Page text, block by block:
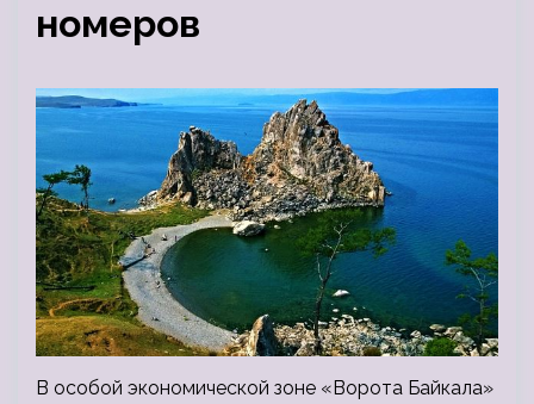
номеров
В особой экономической зоне «Ворота Байкала»